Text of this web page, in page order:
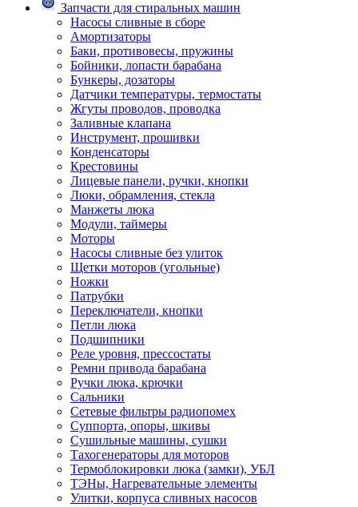
Запчасти для стиральных машин
Насосы сливные в сборе
Амортизаторы
Баки, противовесы, пружины
Бойники, лопасти барабана
Бункеры, дозаторы
Датчики температуры, термостаты
Жгуты проводов, проводка
Заливные клапана
Инструмент, прошивки
Конденсаторы
Крестовины
Лицевые панели, ручки, кнопки
Люки, обрамления, стекла
Манжеты люка
Модули, таймеры
Моторы
Насосы сливные без улиток
Щетки моторов (угольные)
Ножки
Патрубки
Переключатели, кнопки
Петли люка
Подшипники
Реле уровня, прессостаты
Ремни привода барабана
Ручки люка, крючки
Сальники
Сетевые фильтры радиопомех
Суппорта, опоры, шкивы
Сушильные машины, сушки
Тахогенераторы для моторов
Термоблокировки люка (замки), УБЛ
ТЭНы, Нагревательные элементы
Улитки, корпуса сливных насосов